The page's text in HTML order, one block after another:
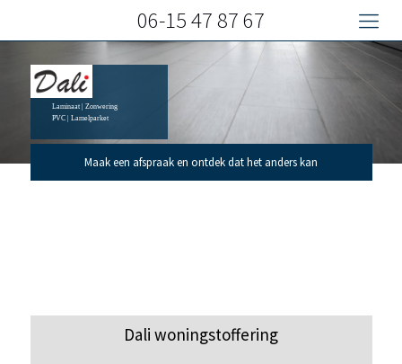
06-15 47 87 67
Laminaat | Zonwering
PVC | Lamelparket
Maak een afspraak en ontdek dat het anders kan
Dali woningstoffering